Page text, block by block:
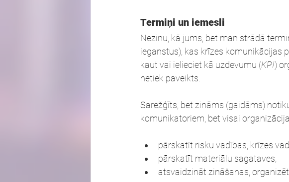
Termiņi un iemesli
Nezinu, kā jums, bet man strādā
ieganstus), kas krīzes komunikācijas
kaut vai ielieciet kā uzdevumu (KPI)
netiek paveikts.
Sarežģīts, bet zināms (gaidāms)
komunikatoriem, bet visai
pārskatīt risku vadības, krīzes
pārskatīt materiālu sagataves,
atsvaidzināt zināšanas,